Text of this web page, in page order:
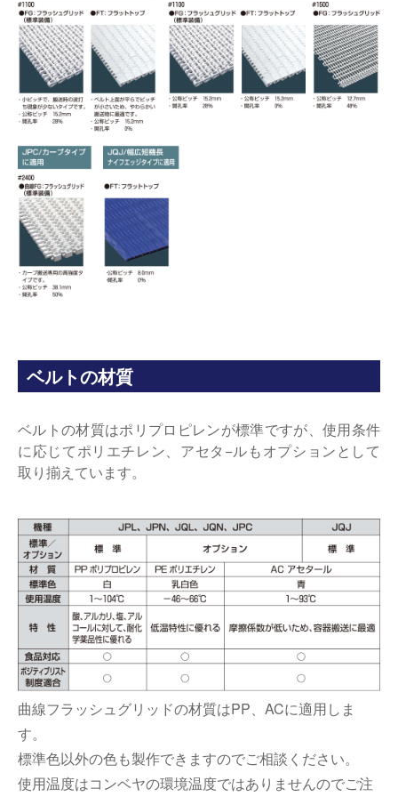
ベルトの材質
ベルトの材質はポリプロピレンが標準ですが、使用条件
に応じてポリエチレン、アセタ−ルもオプションとして
取り揃えています。
曲線フラッシュグリッドの材質はPP、ACに適用しま
す。
標準色以外の色も製作できますのでご相談ください。
使用温度はコンベヤの環境温度ではありませんのでご注